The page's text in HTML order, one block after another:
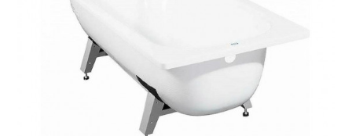
Обувь для дома и дачи